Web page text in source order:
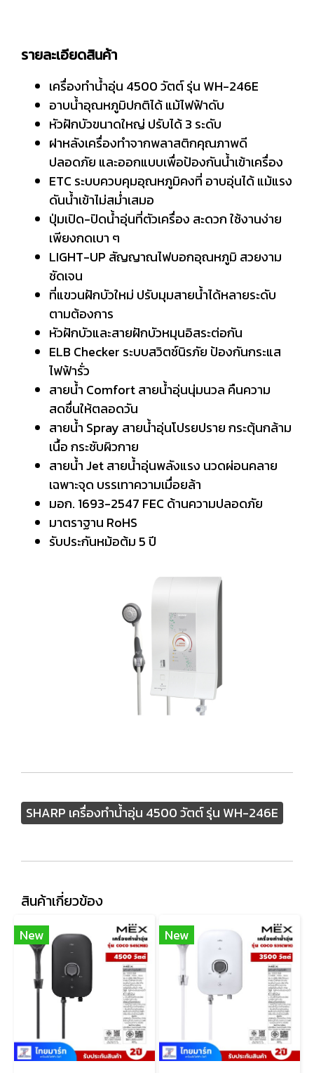
รายละเอียดสินค้า
เครื่องทำน้ำอุ่น 4500 วัตต์ รุ่น WH-246E
อาบน้ำอุณหภูมิปกติได้ แม้ไฟฟ้าดับ
หัวฝักบัวขนาดใหญ่ ปรับได้ 3 ระดับ
ฝาหลังเครื่องทำจากพลาสติกคุณภาพดี
ปลอดภัย และออกแบบเพื่อป้องกันน้ำเข้าเครื่อง
ETC ระบบควบคุมอุณหภูมิคงที่ อาบอุ่นได้ แม้แรง
ดันน้ำเข้าไม่สม่ำเสมอ
ปุ่มเปิด-ปิดน้ำอุ่นที่ตัวเครื่อง สะดวก ใช้งานง่าย
เพียงกดเบา ๆ
LIGHT-UP สัญญาณไฟบอกอุณหภูมิ สวยงาม
ชัดเจน
ที่แขวนฝักบัวใหม่ ปรับมุมสายน้ำได้หลายระดับ
ตามต้องการ
หัวฝักบัวและสายฝักบัวหมุนอิสระต่อกัน
ELB Checker ระบบสวิตช์นิรภัย ป้องกันกระแส
ไฟฟ้ารั่ว
สายน้ำ Comfort สายน้ำอุ่นนุ่มนวล คืนความ
สดชื่นให้ตลอดวัน
สายน้ำ Spray สายน้ำอุ่นโปรยปราย กระตุ้นกล้าม
เนื้อ กระชับผิวกาย
สายน้ำ Jet สายน้ำอุ่นพลังแรง นวดผ่อนคลาย
เฉพาะจุด บรรเทาความเมื่อยล้า
มอก. 1693-2547 FEC ด้านความปลอดภัย
มาตราฐาน RoHS
รับประกันหม้อต้ม 5 ปี
SHARP เครื่องทำน้ำอุ่น 4500 วัตต์ รุ่น WH-246E
สินค้าเกี่ยวข้อง
New New